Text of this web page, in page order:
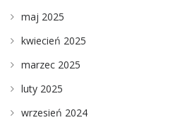
maj 2025
kwiecień 2025
marzec 2025
luty 2025
wrzesień 2024